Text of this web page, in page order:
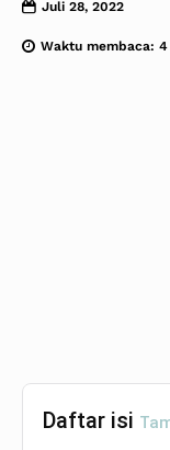
Juli 28, 2022
Waktu membaca: 4
Daftar isi